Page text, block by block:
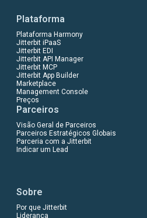
Plataforma
Plataforma Harmony
Jitterbit iPaaS
Jitterbit EDI
Jitterbit API Manager
Jitterbit MCP
Jitterbit App Builder
Marketplace
Management Console
Preços
Parceiros
Visão Geral de Parceiros
Parceiros Estratégicos Globais
Parceria com a Jitterbit
Indicar um Lead
Sobre
Por que Jitterbit
Liderança